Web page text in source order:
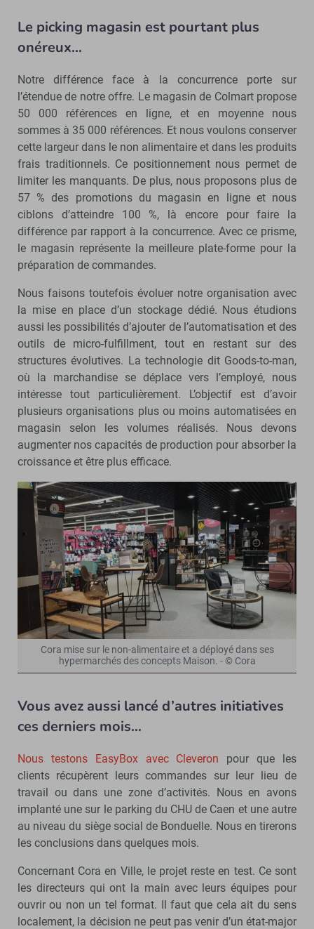
Le picking magasin est pourtant plus
onéreux…
Notre différence face à la concurrence porte sur
l’étendue de notre offre. Le magasin de Colmart propose
50 000 références en ligne, et en moyenne nous
sommes à 35 000 références. Et nous voulons conserver
cette largeur dans le non alimentaire et dans les produits
frais traditionnels. Ce positionnement nous permet de
limiter les manquants. De plus, nous proposons plus de
57 % des promotions du magasin en ligne et nous
ciblons d’atteindre 100 %, là encore pour faire la
différence par rapport à la concurrence. Avec ce prisme,
le magasin représente la meilleure plate-forme pour la
préparation de commandes.
Nous faisons toutefois évoluer notre organisation avec
la mise en place d’un stockage dédié. Nous étudions
aussi les possibilités d’ajouter de l’automatisation et des
outils de micro-fulfillment, tout en restant sur des
structures évolutives. La technologie dit Goods-to-man,
où la marchandise se déplace vers l’employé, nous
intéresse tout particulièrement. L’objectif est d’avoir
plusieurs organisations plus ou moins automatisées en
magasin selon les volumes réalisés. Nous devons
augmenter nos capacités de production pour absorber la
croissance et être plus efficace.
Cora mise sur le non-alimentaire et a déployé dans ses
hypermarchés des concepts Maison. - © Cora
Vous avez aussi lancé d’autres initiatives
ces derniers mois…
Nous testons EasyBox avec Cleveron pour que les
clients récupèrent leurs commandes sur leur lieu de
travail ou dans une zone d’activités. Nous en avons
implanté une sur le parking du CHU de Caen et une autre
au niveau du siège social de Bonduelle. Nous en tirerons
les conclusions dans quelques mois.
Concernant Cora en Ville, le projet reste en test. Ce sont
les directeurs qui ont la main avec leurs équipes pour
ouvrir ou non un tel format. Il faut que cela ait du sens
localement, la décision ne peut pas venir d’un état-major